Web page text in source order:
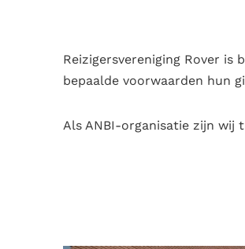
Reizigersvereniging Rover is
bepaalde voorwaarden hun
Als ANBI-organisatie zijn wij